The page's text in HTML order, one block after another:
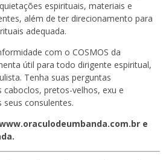
espirituais, materiais e
além de ter direcionamento para
adequada.
com o COSMOS da
útil para todo dirigente espiritual,
Tenha suas perguntas
caboclos, pretos-velhos, exu e
consulentes.
e